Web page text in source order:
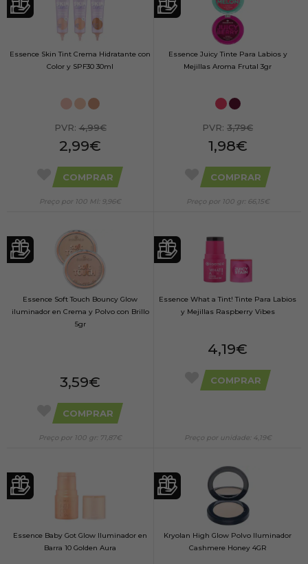
Essence Skin Tint Crema Hidratante con
Color y SPF30 30ml
PVR:4,99€
2,99€
COMPRAR
Preço por 100 Ml: 9,96€
Essence Juicy Tinte Para Labios y
Mejillas Aroma Frutal 3gr
PVR: 3,79€
1,98€
COMPRAR
Preço por 100 gr: 66,15€
Essence Soft Touch Bouncy Glow
iluminador en Crema y Polvo con Brillo
5gr
3,59€
COMPRAR
Preço por 100 gr: 71,87€
Essence What a Tint! Tinte Para Labios
y Mejillas Raspberry Vibes
4,19€
COMPRAR
Preço por unidade: 4,19€
Essence Baby Got Glow Iluminador en
Barra 10 Golden Aura
Kryolan High Glow Polvo Iluminador
Cashmere Honey 4GR